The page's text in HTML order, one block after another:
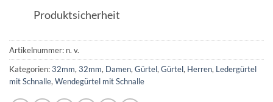
Produktsicherheit
Artikelnummer: n. v.
Kategorien:32mm, 32mm, Damen, Gürtel, Gürtel, Herren, Ledergürtel
mit Schnalle, Wendegürtel mit Schnalle